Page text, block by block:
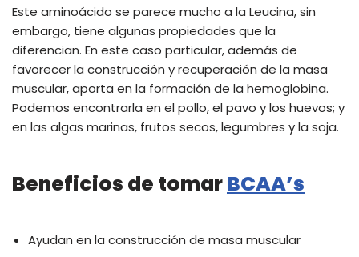
Este aminoácido se parece mucho a la Leucina, sin
embargo, tiene algunas propiedades que la
diferencian. En este caso particular, además de
favorecer la construcción y recuperación de la masa
muscular, aporta en la formación de la hemoglobina.
Podemos encontrarla en el pollo, el pavo y los huevos; y
en las algas marinas, frutos secos, legumbres y la soja.
Beneficios de tomarBCAA’s
Ayudan en la construcción de masa muscular